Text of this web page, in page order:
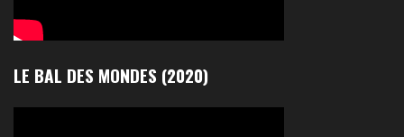
LE BAL DES MONDES (2020)